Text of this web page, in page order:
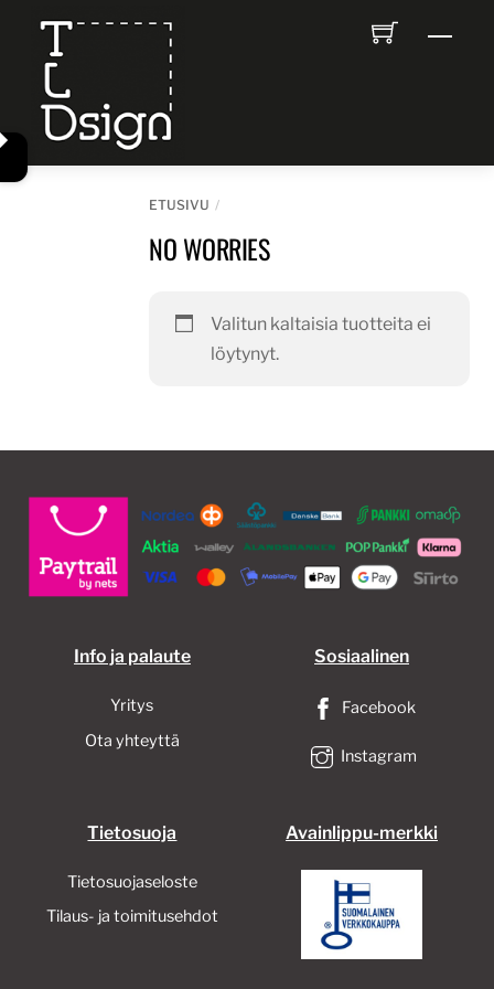
content
ETUSIVU
NO WORRIES
Valitun kaltaisia tuotteita ei
löytynyt.
Info ja palaute
Yritys
Ota yhteyttä
Sosiaalinen
Facebook
Instagram
Tietosuoja
Tietosuojaseloste
Tilaus- ja toimitusehdot
Avainlippu-merkki